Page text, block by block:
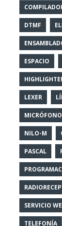
DTMF
ESPACIO
LEXER
MICRÓFONO
NILO-M
PASCAL
SERVICIO
TELEFONÍA